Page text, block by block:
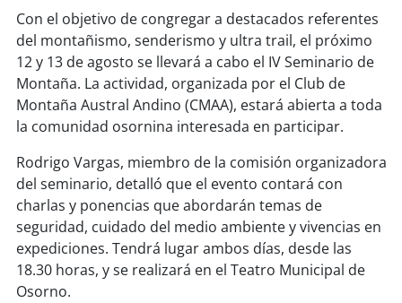
soycalama
soyantofagasta
soycopiapó
soy valparaíso
soyquillota
soysanantonio
Con el objetivo de congregar a destacados referentes
del montañismo, senderismo y ultra trail, el próximo
12 y 13 de agosto se llevará a cabo el IV Seminario de
Montaña. La actividad, organizada por el Club de
Montaña Austral Andino (CMAA), estará abierta a toda
la comunidad osornina interesada en participar.
Rodrigo Vargas, miembro de la comisión organizadora
del seminario, detalló que el evento contará con
charlas y ponencias que abordarán temas de
seguridad, cuidado del medio ambiente y vivencias en
expediciones. Tendrá lugar ambos días, desde las
18.30 horas, y se realizará en el Teatro Municipal de
Osorno.